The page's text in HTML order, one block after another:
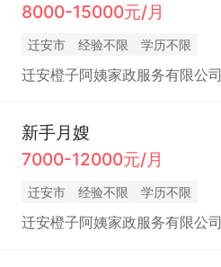
8000-15000元/月
迁安市 经验不限 学历不限
迁安橙子阿姨家政服务有限公司
新手月嫂
7000-12000元/月
迁安市 经验不限 学历不限
迁安橙子阿姨家政服务有限公司